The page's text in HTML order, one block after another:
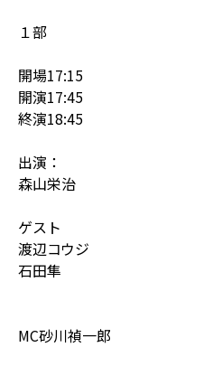
１部
開場17:15
開演17:45
終演18:45
出演：
森山栄治
ゲスト
渡辺コウジ
石田隼
MC砂川禎一郎